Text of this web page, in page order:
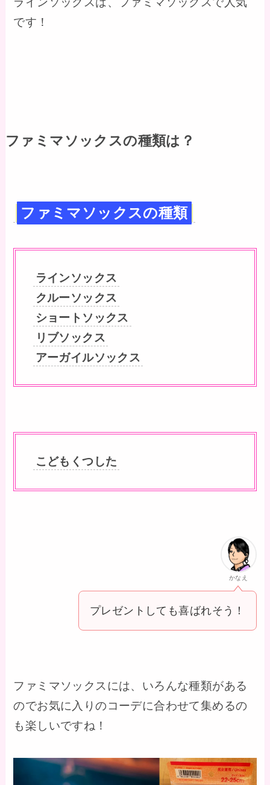
です！
ファミマソックスの種類は？
ファミマソックスの種類
ラインソックス
クルーソックス
ショートソックス
リブソックス
アーガイルソックス
こどもくつした
かなえ
プレゼントしても喜ばれそう！
ファミマソックスには、いろんな種類がある
のでお気に入りのコーデに合わせて集めるの
も楽しいですね！